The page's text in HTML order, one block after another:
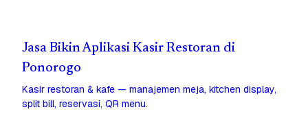
Jasa Bikin Aplikasi Kasir Restoran di
Ponorogo
Kasir restoran & kafe — manajemen meja, kitchen display,
split bill, reservasi, QR menu.